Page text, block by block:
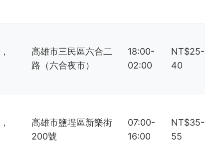
高雄市三民區六合二
路（六合夜市）
18:00-
02:00
NT$25-
40
高雄市鹽埕區新樂街
200號
07:00-
16:00
NT$35-
55